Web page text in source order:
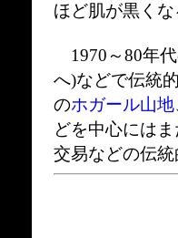
ほど肌が黒く
1970～80年
へ)などで伝統
のホガール山地
どを中心には
交易などの伝